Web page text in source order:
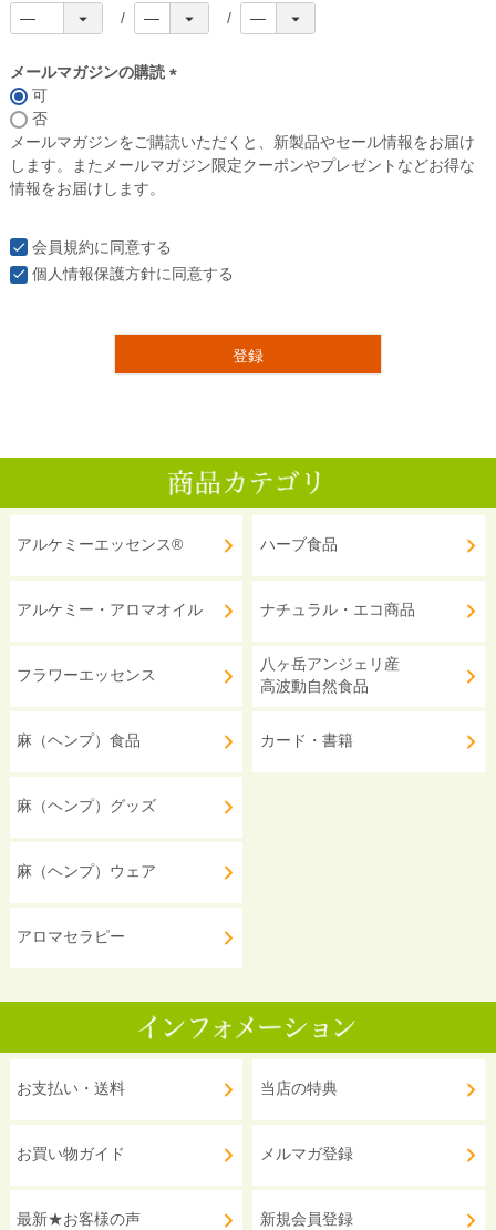
メールマガジンの購読
須
)
可
否
メールマガジンをご購読いただくと、新製品やセール情報をお届け
します。またメールマガジン限定クーポンやプレゼントなどお得な
情報をお届けします。
会員規約に同意する
個人情報保護方針に同意する
登録
アルケミーエッセンス®
アルケミー・アロマオイル
フラワーエッセンス
麻（ヘンプ）食品
麻（ヘンプ）グッズ
麻（ヘンプ）ウェア
アロマセラピー
ハーブ食品
ナチュラル・エコ商品
八ヶ岳アンジェリ産
高波動自然食品
カード・書籍
お支払い・送料
お買い物ガイド
最新★お客様の声
当店の特典
メルマガ登録
新規会員登録